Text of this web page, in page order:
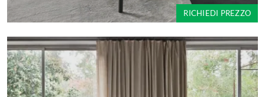
RICHIEDI PREZZO